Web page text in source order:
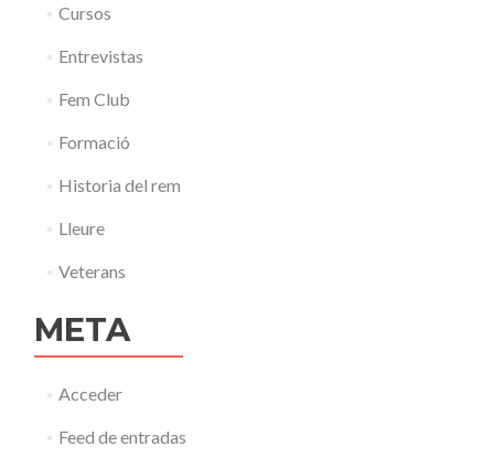
Cursos
Entrevistas
Fem Club
Formació
Historia del rem
Lleure
Veterans
META
Acceder
Feed de entradas